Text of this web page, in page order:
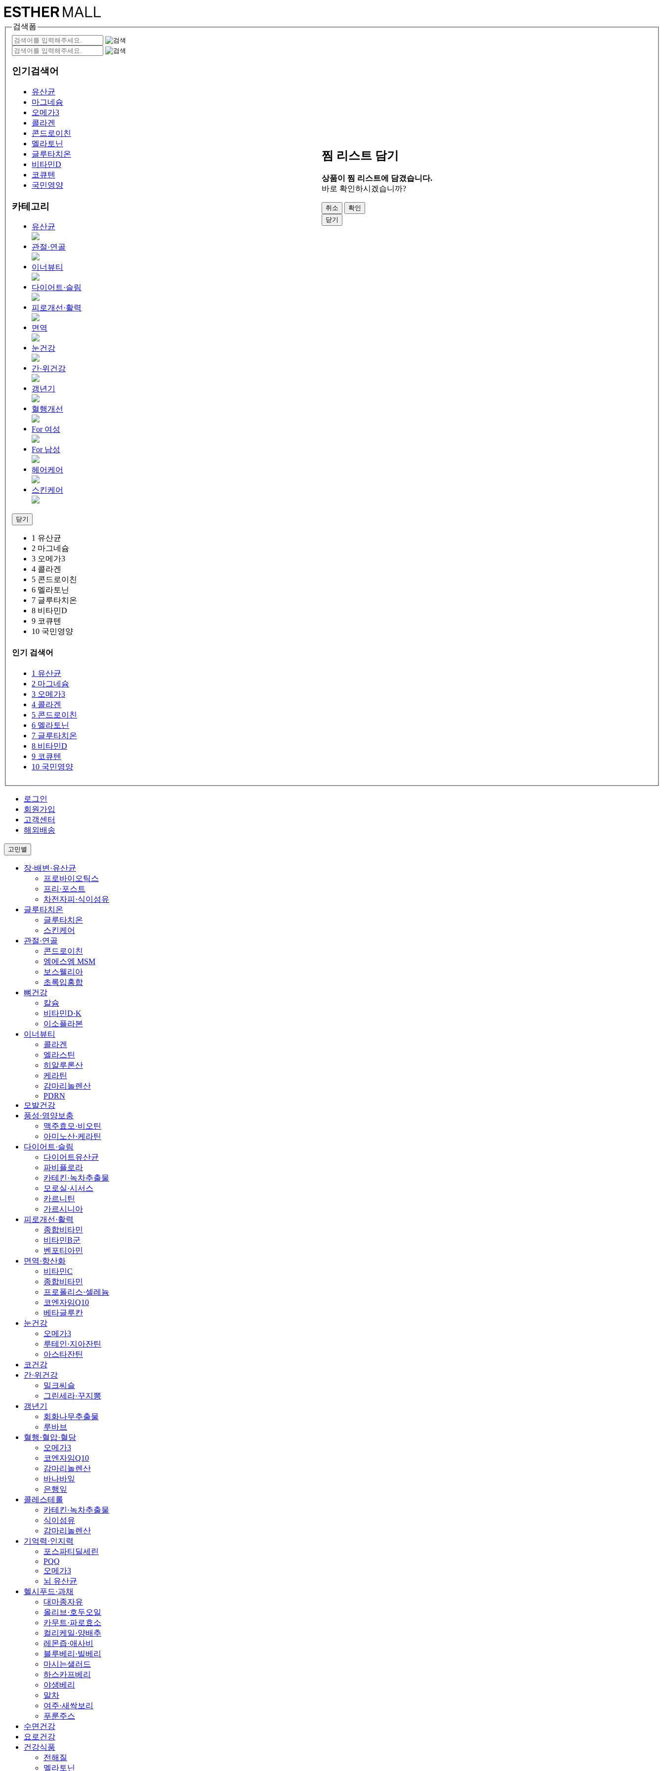
검색폼
인기검색어
유산균
마그네슘
오메가3
콜라겐
콘드로이친
멜라토닌
글루타치온
비타민D
코큐텐
국민영양
카테고리
유산균
관절·연골
이너뷰티
다이어트·슬림
피로개선·활력
면역
눈건강
간·위건강
갱년기
혈행개선
For 여성
For 남성
헤어케어
스킨케어
닫기
1 유산균
2 마그네슘
3 오메가3
4 콜라겐
5 콘드로이친
6 멜라토닌
7 글루타치온
8 비타민D
9 코큐텐
10 국민영양
인기 검색어
1 유산균
2 마그네슘
3 오메가3
4 콜라겐
5 콘드로이친
6 멜라토닌
7 글루타치온
8 비타민D
9 코큐텐
10 국민영양
로그인
회원가입
고객센터
해외배송
고민별
장·배변·유산균
프로바이오틱스
프리·포스트
차전자피·식이섬유
글루타치온
글루타치온
스킨케어
관절·연골
콘드로이친
엠에스엠 MSM
보스웰리아
초록입홍합
뼈건강
칼슘
비타민D·K
이소플라본
이너뷰티
콜라겐
엘라스틴
히알루론산
케라틴
감마리놀렌산
PDRN
모발건강
풍성·영양보충
맥주효모·비오틴
아미노산·케라틴
다이어트·슬림
다이어트유산균
파비플로라
카테킨·녹차추출물
모로실·시서스
카르니틴
가르시니아
피로개선·활력
종합비타민
비타민B군
벤포티아민
면역·항산화
비타민C
종합비타민
프로폴리스·셀레늄
코엔자임Q10
베타글루칸
눈건강
오메가3
루테인·지아잔틴
아스타잔틴
코건강
간·위건강
밀크씨슬
그린세라·꾸지뽕
갱년기
회화나무추출물
루바브
혈행·혈압·혈당
오메가3
코엔자임Q10
감마리놀렌산
바나바잎
은행잎
콜레스테롤
카테킨·녹차추출물
식이섬유
감마리놀렌산
기억력·인지력
포스파티딜세린
PQQ
오메가3
뇌 유산균
헬시푸드·과채
대마종자유
올리브·호두오일
카무트·파로효소
컬리케일·양배추
레몬즙·애사비
블루베리·빌베리
마시는샐러드
하스카프베리
야생베리
말차
여주·새싹보리
푸룬주스
수면건강
요로건강
건강식품
전해질
멜라토닌
찜 리스트 담기
상품이 찜 리스트에 담겼습니다.
바로 확인하시겠습니까?
취소
확인
닫기